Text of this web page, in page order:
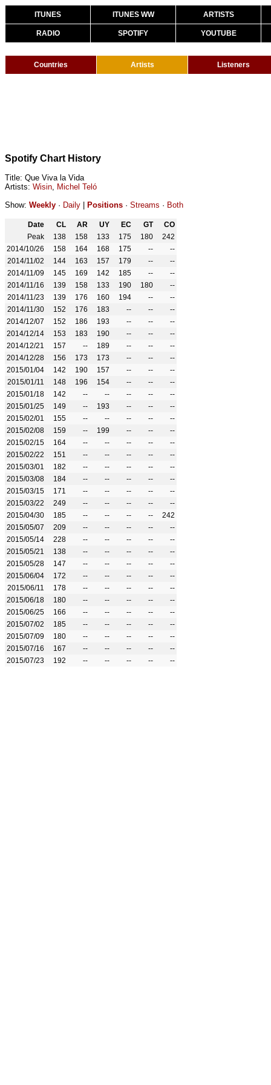
ITUNES ITUNES WW ARTISTS
RADIO SPOTIFY YOUTUBE
Countries Artists Listeners
Spotify Chart History
Title: Que Viva la Vida
Artists: Wisin, Michel Teló
Show: Weekly · Daily Positions · Streams · Both
Date CL AR UY EC GT
CO
Peak
138 158 133 175 180
242
2014/10/26
158 164 168 175 --
--
2014/11/02
144 163 157 179 --
--
2014/11/09
145 169 142 185 --
--
2014/11/16
139 158 133 190 180
--
2014/11/23
139 176 160 194 --
--
2014/11/30
152 176 183 -- --
--
2014/12/07
152 186 193 -- --
--
2014/12/14
153 183 190 -- --
--
2014/12/21
157 -- 189 -- --
--
2014/12/28
156 173 173 -- --
--
2015/01/04
142 190 157 -- --
--
2015/01/11
148 196 154 -- --
--
2015/01/18
142 -- -- -- --
--
2015/01/25
149 -- 193 -- --
--
2015/02/01
155 -- -- -- --
--
2015/02/08
159 -- 199 -- --
--
2015/02/15
164 -- -- -- --
--
2015/02/22
151 -- -- -- --
--
2015/03/01
182 -- -- -- --
--
2015/03/08
184 -- -- -- --
--
2015/03/15
171 -- -- -- --
--
2015/03/22
249 -- -- -- --
--
2015/04/30
185 -- -- -- --
242
2015/05/07
209 -- -- -- --
--
2015/05/14
228 -- -- -- --
--
2015/05/21
138 -- -- -- --
--
2015/05/28
147 -- -- -- --
--
2015/06/04
172 -- -- -- --
--
2015/06/11
178 -- -- -- --
--
2015/06/18
180 -- -- -- --
--
2015/06/25
166 -- -- -- --
--
2015/07/02
185 -- -- -- --
--
2015/07/09
180 -- -- -- --
--
2015/07/16
167 -- -- -- --
--
2015/07/23
192 -- -- -- -- --